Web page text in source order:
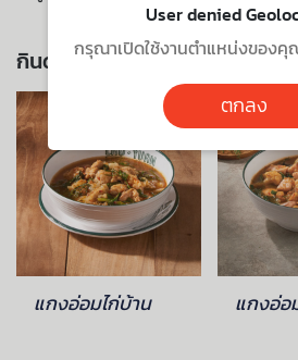
กินด้วยกัน ยิ่งอร่อย
แกงอ่อมไก่บ้าน แกงอ่อ
User denied
กรุณาเปิดใช้งานตำแหน่งของ
ตกลง